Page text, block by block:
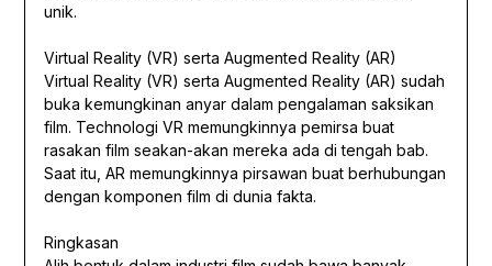
unik.
Virtual Reality (VR) serta Augmented Reality (AR)
Virtual Reality (VR) serta Augmented Reality (AR) sudah
buka kemungkinan anyar dalam pengalaman saksikan
film. Technologi VR memungkinnya pemirsa buat
rasakan film seakan-akan mereka ada di tengah bab.
Saat itu, AR memungkinnya pirsawan buat berhubungan
dengan komponen film di dunia fakta.
Ringkasan